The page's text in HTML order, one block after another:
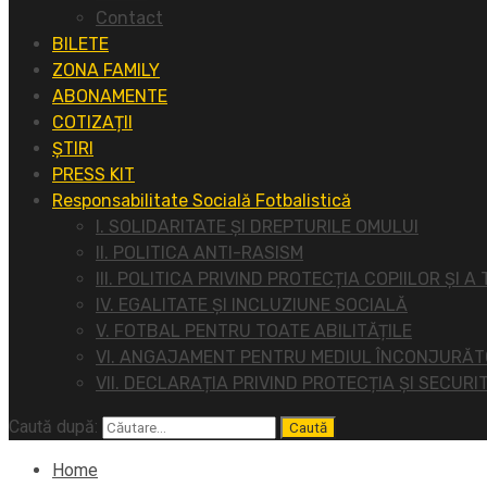
Contact
BILETE
ZONA FAMILY
ABONAMENTE
COTIZAȚII
ȘTIRI
PRESS KIT
Responsabilitate Socială Fotbalistică
I. SOLIDARITATE ȘI DREPTURILE OMULUI
II. POLITICA ANTI-RASISM
III. POLITICA PRIVIND PROTECȚIA COPIILOR ȘI A
IV. EGALITATE ȘI INCLUZIUNE SOCIALĂ
V. FOTBAL PENTRU TOATE ABILITĂȚILE
VI. ANGAJAMENT PENTRU MEDIUL
VII. DECLARAȚIA PRIVIND PROTECȚIA ȘI
Caută după:
Home